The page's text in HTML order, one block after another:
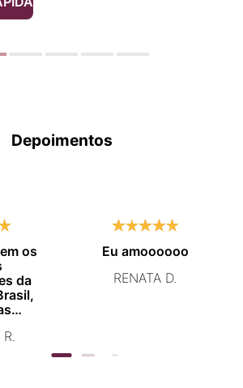
Depoimentos
os
da
de
Eu amoooooo
RENATA D.